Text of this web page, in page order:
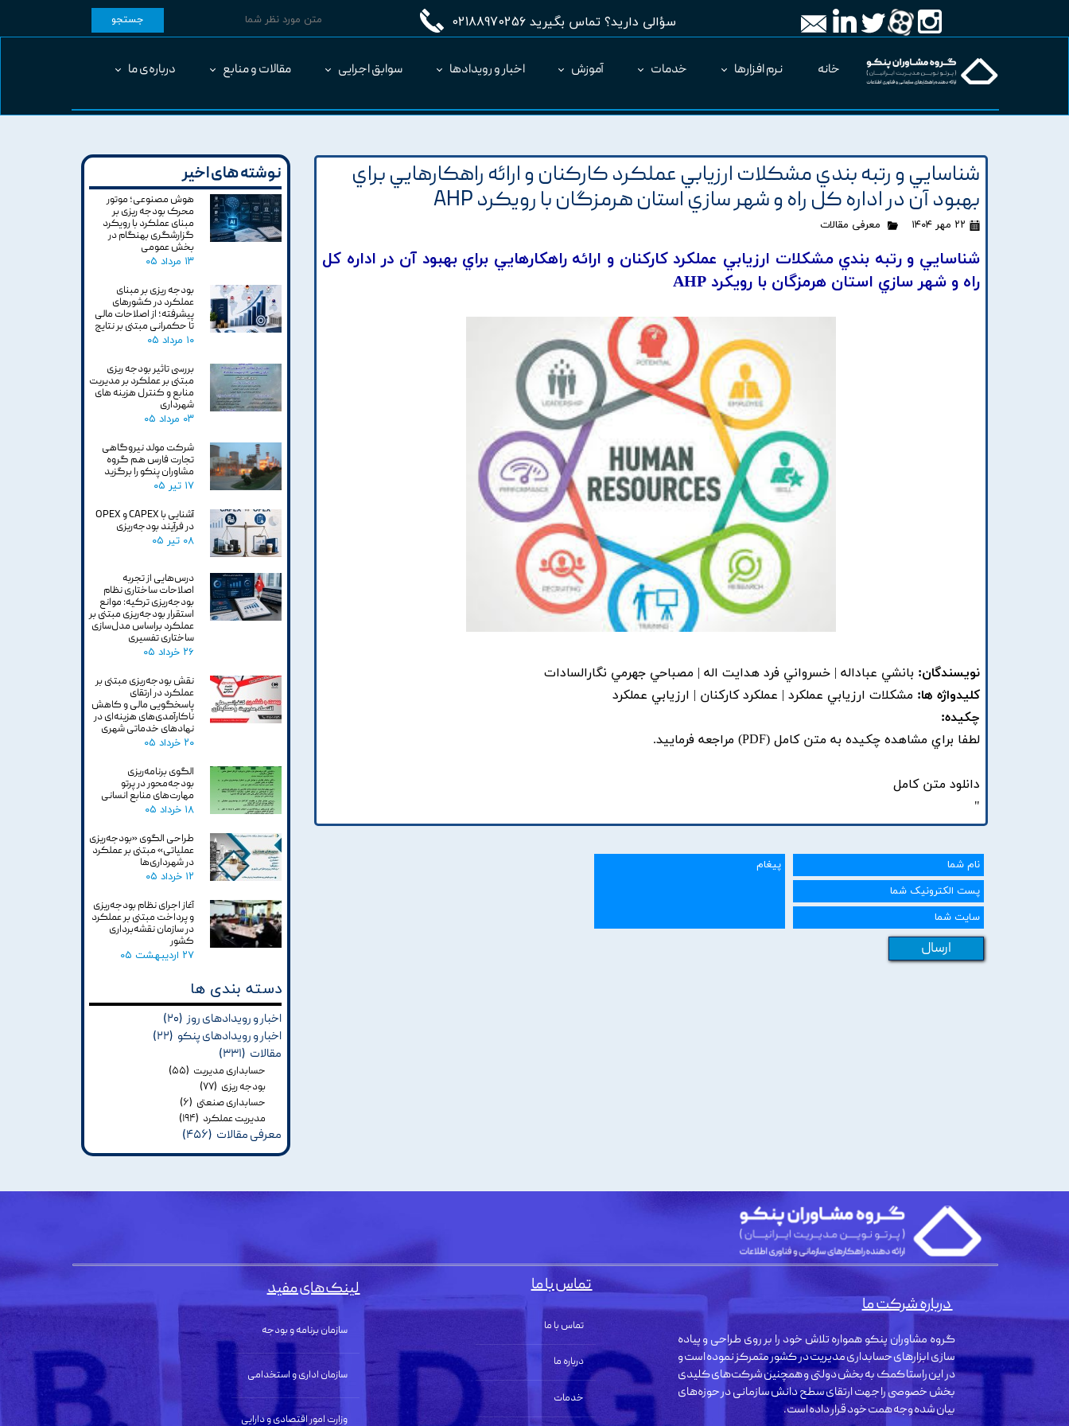
سؤالی دارید؟ تماس بگیرید 02188970256 جستجو
خانه نرم افزارها خدمات آموزش اخبار و رویدادها سوابق اجرایی مقالات و منابع درباره‌ی ما
شناسايي و رتبه بندي مشکلات ارزيابي عملکرد کارکنان و ارائه راهکارهايي براي
بهبود آن در اداره کل راه و شهر سازي استان هرمزگان با رويکرد AHP
۲۲ مهر ۱۴۰۴ معرفی مقالات
شناسايي و رتبه بندي مشکلات ارزيابي عملکرد کارکنان و ارائه راهکارهايي براي بهبود آن در اداره کل
راه و شهر سازي استان هرمزگان با رويکرد AHP
نویسندگان: بانشي عباداله | خسرواني فرد هدايت اله | مصباحي جهرمي نگارالسادات
کلیدواژه ها: مشکلات ارزيابي عملکرد | عملکرد کارکنان | ارزيابي عملکرد
چکیده:
لطفا براي مشاهده چکيده به متن کامل (PDF) مراجعه فرماييد.
دانلود متن کامل
"
ارسال
نوشته های اخیر
هوش مصنوعی؛ موتور
محرک بودجه ریزی بر
مبنای عملکرد با رویکرد
گزارشگری بهنگام در
بخش عمومی
۱۳ مرداد ۰۵
بودجه ریزی بر مبنای
عملکرد در کشورهای
پیشرفته؛ از اصلاحات مالی
تا حکمرانی مبتنی بر نتایج
۱۰ مرداد ۰۵
بررسی تاثیر بودجه ریزی
مبتنی بر عملکرد بر مدیریت
منابع و کنترل هزینه های
شهرداری
۰۳ مرداد ۰۵
شرکت مولد نیروگاهی
تجارت فارس هم گروه
مشاوران پنکو را برگزید
۱۷ تیر ۰۵
آشنایی با CAPEX و OPEX
در فرآیند بودجه‌ریزی
۰۸ تیر ۰۵
درس‌هایی از تجربه
اصلاحات ساختاری نظام
بودجه‌ریزی ترکیه: موانع
استقرار بودجه‌ریزی مبتنی بر
عملکرد براساس مدل‌سازی
ساختاری تفسیری
۲۶ خرداد ۰۵
نقش بودجه‌ریزی مبتنی بر
عملکرد در ارتقای
پاسخگویی مالی و کاهش
ناکارآمدی‌های هزینه‌ای در
نهادهای خدماتی شهری
۲۰ خرداد ۰۵
الگوی برنامه‌ریزی
بودجه‌محور در پرتو
مهارت‌های منابع انسانی
۱۸ خرداد ۰۵
طراحی الگوی «بودجه‌ریزی
عملیاتی» مبتنی بر عملکرد
در شهرداری‌ها
۱۲ خرداد ۰۵
آغاز اجرای نظام بودجه‌ریزی
و پرداخت مبتنی بر عملکرد
در سازمان نقشه‌برداری
کشور
۲۷ اردیبهشت ۰۵
دسته بندی ها
اخبار و رویدادهای روز (۲۰)
اخبار و رویدادهای پنکو (۲۲)
مقالات (۳۳۱)
حسابداری مدیریت (۵۵)
بودجه ریزی (۷۷)
حسابداری صنعتی (۶)
مدیریت عملکرد (۱۹۴)
معرفی مقالات (۴۵۶)
لینک‌های مفید
سازمان برنامه و بودجه
سازمان اداری و استخدامی
وزارت امور اقتصادی و دارایی
تماس با ما
درباره ما
خدمات
تماس با ما
گروه مشاوران پنکو همواره تلاش خود را بر روی طراحی و پیاده
سازی ابزارهای حسابداری مدیریت در کشور متمرکز نموده است و
در این راستا کمک به بخش دولتی و همچنین شرکت‌های کلیدی
بخش خصوصی را جهت ارتقای سطح دانش سازمانی در حوزه‌های
بیان شده وجه همت خود قرار داده است.
درباره شرکت ما